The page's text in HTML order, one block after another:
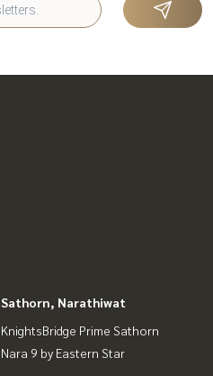
Sathorn, Narathiwat
KnightsBridge Prime Sathorn
Nara 9 by Eastern Star